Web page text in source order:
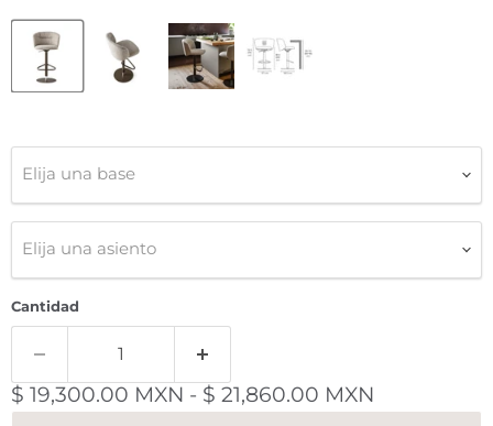
Elija una base
Elija una asiento
Cantidad
$ 19,300.00 MXN - $ 21,860.00 MXN